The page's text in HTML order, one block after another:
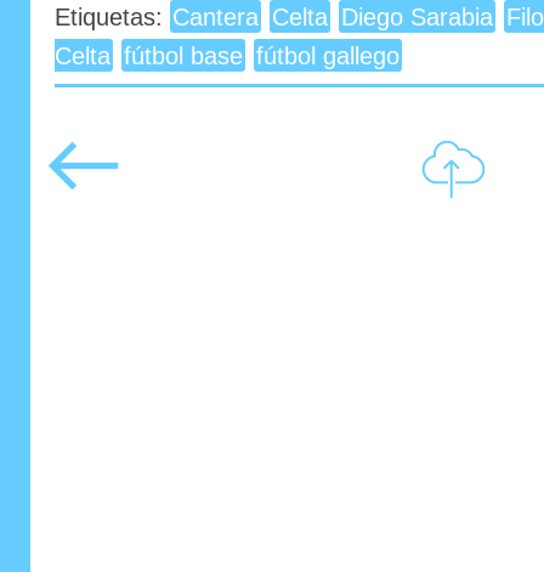
Etiquetas: Cantera Celta Diego Sarabia
Celta fútbol base fútbol gallego